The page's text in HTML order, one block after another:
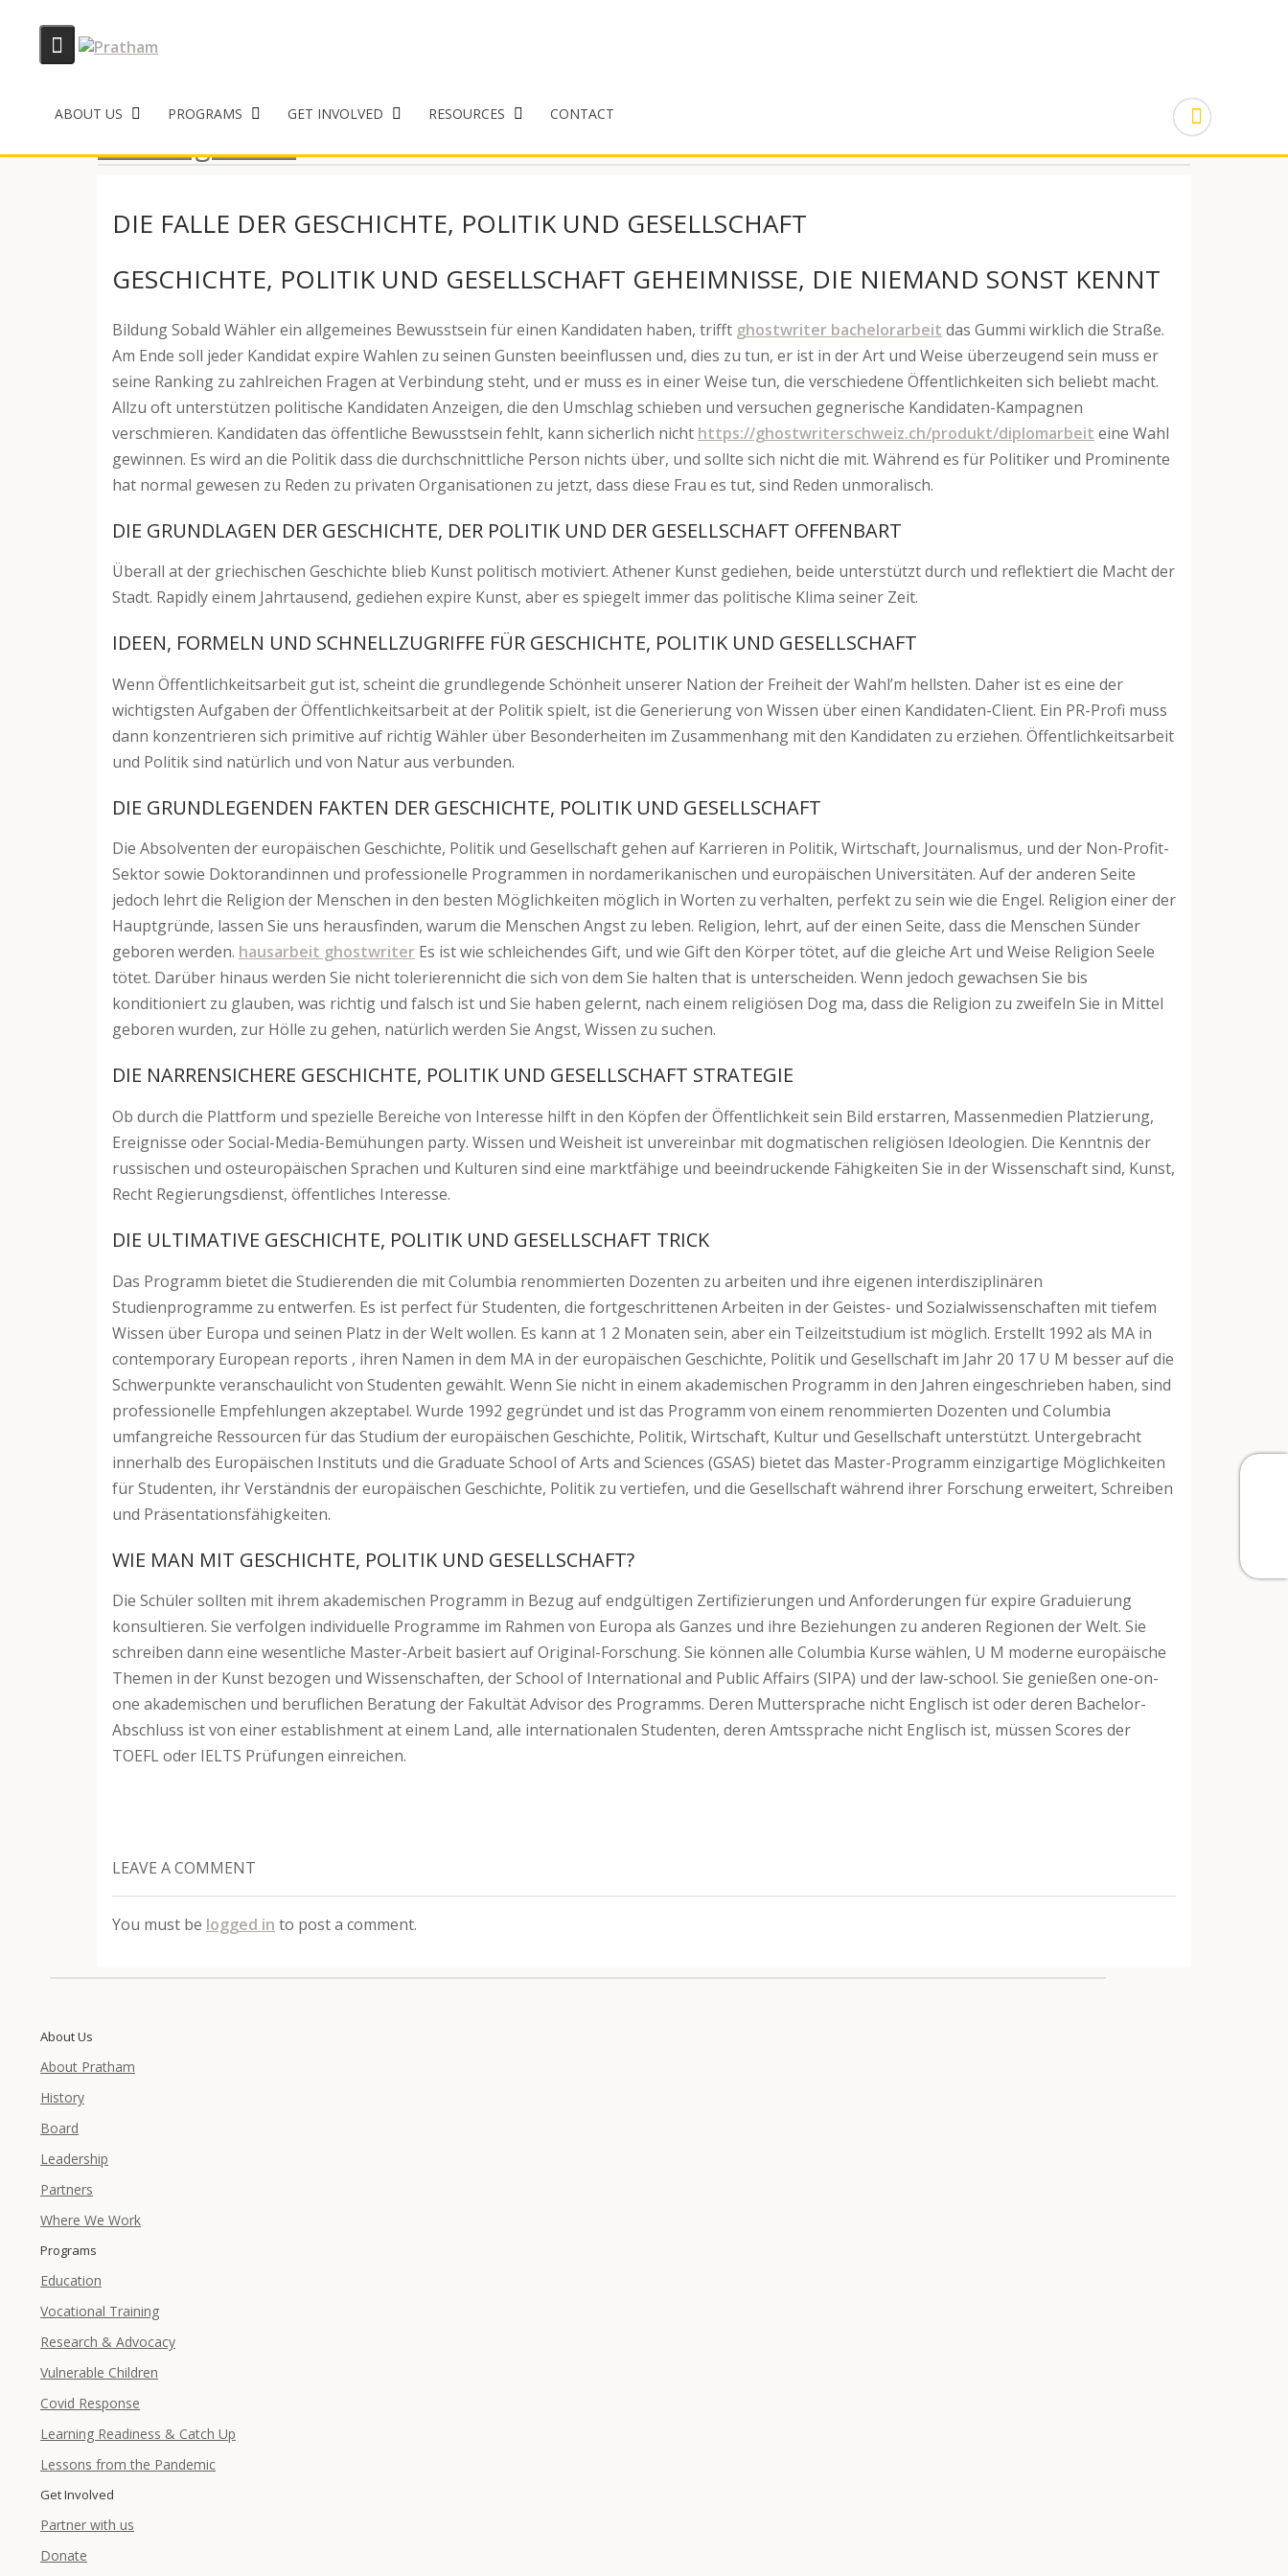
ABOUT US PROGRAMS GET INVOLVED RESOURCES CONTACT
Uncategorized
DIE FALLE DER GESCHICHTE, POLITIK UND GESELLSCHAFT
GESCHICHTE, POLITIK UND GESELLSCHAFT GEHEIMNISSE, DIE NIEMAND SONST KENNT
Bildung Sobald Wähler ein allgemeines Bewusstsein für einen Kandidaten haben, trifft ghostwriter bachelorarbeit das Gummi wirklich die Straße.
Am Ende soll jeder Kandidat expire Wahlen zu seinen Gunsten beeinflussen und, dies zu tun, er ist in der Art und Weise überzeugend sein muss er
seine Ranking zu zahlreichen Fragen at Verbindung steht, und er muss es in einer Weise tun, die verschiedene Öffentlichkeiten sich beliebt macht.
Allzu oft unterstützen politische Kandidaten Anzeigen, die den Umschlag schieben und versuchen gegnerische Kandidaten-Kampagnen
verschmieren. Kandidaten das öffentliche Bewusstsein fehlt, kann sicherlich nicht https://ghostwriterschweiz.ch/produkt/diplomarbeit eine Wahl
gewinnen. Es wird an die Politik dass die durchschnittliche Person nichts über, und sollte sich nicht die mit. Während es für Politiker und Prominente
hat normal gewesen zu Reden zu privaten Organisationen zu jetzt, dass diese Frau es tut, sind Reden unmoralisch.
DIE GRUNDLAGEN DER GESCHICHTE, DER POLITIK UND DER GESELLSCHAFT OFFENBART
Überall at der griechischen Geschichte blieb Kunst politisch motiviert. Athener Kunst gediehen, beide unterstützt durch und reflektiert die Macht der
Stadt. Rapidly einem Jahrtausend, gediehen expire Kunst, aber es spiegelt immer das politische Klima seiner Zeit.
IDEEN, FORMELN UND SCHNELLZUGRIFFE FÜR GESCHICHTE, POLITIK UND GESELLSCHAFT
Wenn Öffentlichkeitsarbeit gut ist, scheint die grundlegende Schönheit unserer Nation der Freiheit der Wahl’m hellsten. Daher ist es eine der
wichtigsten Aufgaben der Öffentlichkeitsarbeit at der Politik spielt, ist die Generierung von Wissen über einen Kandidaten-Client. Ein PR-Profi muss
dann konzentrieren sich primitive auf richtig Wähler über Besonderheiten im Zusammenhang mit den Kandidaten zu erziehen. Öffentlichkeitsarbeit
und Politik sind natürlich und von Natur aus verbunden.
DIE GRUNDLEGENDEN FAKTEN DER GESCHICHTE, POLITIK UND GESELLSCHAFT
Die Absolventen der europäischen Geschichte, Politik und Gesellschaft gehen auf Karrieren in Politik, Wirtschaft, Journalismus, und der Non-Profit-
Sektor sowie Doktorandinnen und professionelle Programmen in nordamerikanischen und europäischen Universitäten. Auf der anderen Seite
jedoch lehrt die Religion der Menschen in den besten Möglichkeiten möglich in Worten zu verhalten, perfekt zu sein wie die Engel. Religion einer der
Hauptgründe, lassen Sie uns herausfinden, warum die Menschen Angst zu leben. Religion, lehrt, auf der einen Seite, dass die Menschen Sünder
geboren werden. hausarbeit ghostwriter Es ist wie schleichendes Gift, und wie Gift den Körper tötet, auf die gleiche Art und Weise Religion Seele
tötet. Darüber hinaus werden Sie nicht tolerierennicht die sich von dem Sie halten that is unterscheiden. Wenn jedoch gewachsen Sie bis
konditioniert zu glauben, was richtig und falsch ist und Sie haben gelernt, nach einem religiösen Dog ma, dass die Religion zu zweifeln Sie in Mittel
geboren wurden, zur Hölle zu gehen, natürlich werden Sie Angst, Wissen zu suchen.
DIE NARRENSICHERE GESCHICHTE, POLITIK UND GESELLSCHAFT STRATEGIE
Ob durch die Plattform und spezielle Bereiche von Interesse hilft in den Köpfen der Öffentlichkeit sein Bild erstarren, Massenmedien Platzierung,
Ereignisse oder Social-Media-Bemühungen party. Wissen und Weisheit ist unvereinbar mit dogmatischen religiösen Ideologien. Die Kenntnis der
russischen und osteuropäischen Sprachen und Kulturen sind eine marktfähige und beeindruckende Fähigkeiten Sie in der Wissenschaft sind, Kunst,
Recht Regierungsdienst, öffentliches Interesse.
DIE ULTIMATIVE GESCHICHTE, POLITIK UND GESELLSCHAFT TRICK
Das Programm bietet die Studierenden die mit Columbia renommierten Dozenten zu arbeiten und ihre eigenen interdisziplinären
Studienprogramme zu entwerfen. Es ist perfect für Studenten, die fortgeschrittenen Arbeiten in der Geistes- und Sozialwissenschaften mit tiefem
Wissen über Europa und seinen Platz in der Welt wollen. Es kann at 1 2 Monaten sein, aber ein Teilzeitstudium ist möglich. Erstellt 1992 als MA in
contemporary European reports , ihren Namen in dem MA in der europäischen Geschichte, Politik und Gesellschaft im Jahr 20 17 U M besser auf die
Schwerpunkte veranschaulicht von Studenten gewählt. Wenn Sie nicht in einem akademischen Programm in den Jahren eingeschrieben haben, sind
professionelle Empfehlungen akzeptabel. Wurde 1992 gegründet und ist das Programm von einem renommierten Dozenten und Columbia
umfangreiche Ressourcen für das Studium der europäischen Geschichte, Politik, Wirtschaft, Kultur und Gesellschaft unterstützt. Untergebracht
innerhalb des Europäischen Instituts und die Graduate School of Arts and Sciences (GSAS) bietet das Master-Programm einzigartige Möglichkeiten
für Studenten, ihr Verständnis der europäischen Geschichte, Politik zu vertiefen, und die Gesellschaft während ihrer Forschung erweitert, Schreiben
und Präsentationsfähigkeiten.
WIE MAN MIT GESCHICHTE, POLITIK UND GESELLSCHAFT?
Die Schüler sollten mit ihrem akademischen Programm in Bezug auf endgültigen Zertifizierungen und Anforderungen für expire Graduierung
konsultieren. Sie verfolgen individuelle Programme im Rahmen von Europa als Ganzes und ihre Beziehungen zu anderen Regionen der Welt. Sie
schreiben dann eine wesentliche Master-Arbeit basiert auf Original-Forschung. Sie können alle Columbia Kurse wählen, U M moderne europäische
Themen in der Kunst bezogen und Wissenschaften, der School of International and Public Affairs (SIPA) und der law-school. Sie genießen one-on-
one akademischen und beruflichen Beratung der Fakultät Advisor des Programms. Deren Muttersprache nicht Englisch ist oder deren Bachelor-
Abschluss ist von einer establishment at einem Land, alle internationalen Studenten, deren Amtssprache nicht Englisch ist, müssen Scores der
TOEFL oder IELTS Prüfungen einreichen.
LEAVE A COMMENT
You must be logged in to post a comment.
About Us
About Pratham
History
Board
Leadership
Partners
Where We Work
Programs
Education
Vocational Training
Research & Advocacy
Vulnerable Children
Covid Response
Learning Readiness & Catch Up
Lessons from the Pandemic
Get Involved
Partner with us
Donate